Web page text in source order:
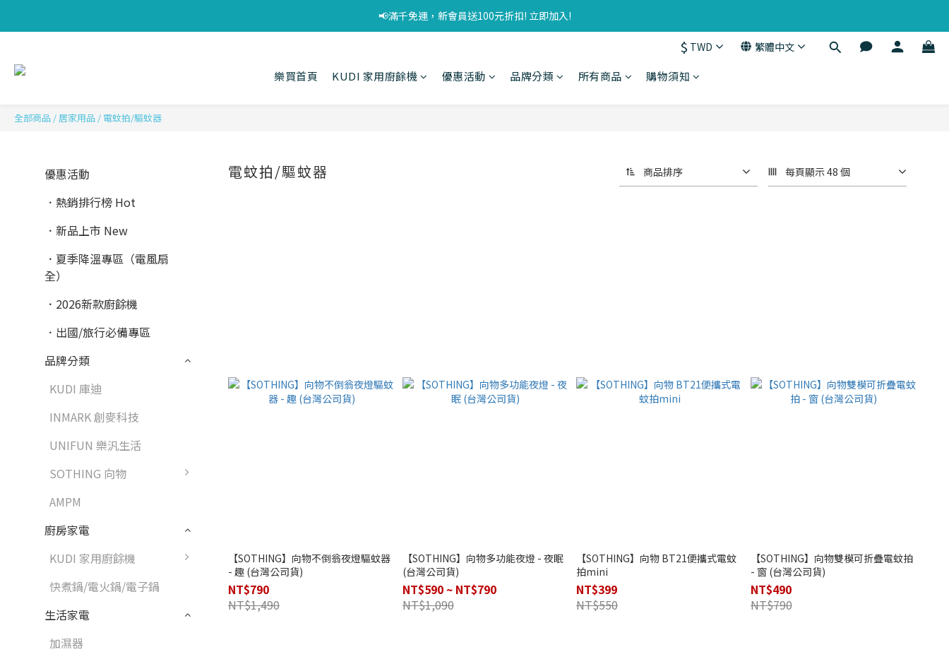
📢滿千免運，新會員送100元折扣! 立即加入!
$ TWD 繁體中文
樂買首頁 KUDI 家用廚餘機 優惠活動 品牌分類 所有商品 購物須知
全部商品 / 居家用品 / 電蚊拍/驅蚊器
優惠活動
．熱銷排行榜 Hot
．新品上市 New
．夏季降溫專區（電風扇
全）
．2026新款廚餘機
．出國/旅行必備專區
品牌分類
KUDI 庫迪
INMARK 創麥科技
UNIFUN 樂汎生活
SOTHING 向物
AMPM
廚房家電
KUDI 家用廚餘機
快煮鍋/電火鍋/電子鍋
生活家電
加濕器
電蚊拍/驅蚊器 商品排序 每頁顯示 48 個
【SOTHING】向物不倒翁夜燈驅蚊器
- 趣 (台灣公司貨)
NT$790
NT$1,490
【SOTHING】向物多功能夜燈 - 夜眠
(台灣公司貨)
NT$590 ~ NT$790
NT$1,090
【SOTHING】向物 BT21便攜式電蚊
拍mini
NT$399
NT$550
【SOTHING】向物雙模可折疊電蚊拍
- 窗 (台灣公司貨)
NT$490
NT$790